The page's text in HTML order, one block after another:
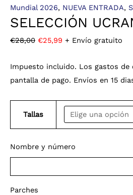
Mundial 2026, NUEVA ENTRADA,
SELECCIÓN
€28,00 €25,99 + Envío gratuito
Impuesto incluido. Los gastos de
pantalla de pago. Envíos en 15
Tallas
Nombre y número
Parches